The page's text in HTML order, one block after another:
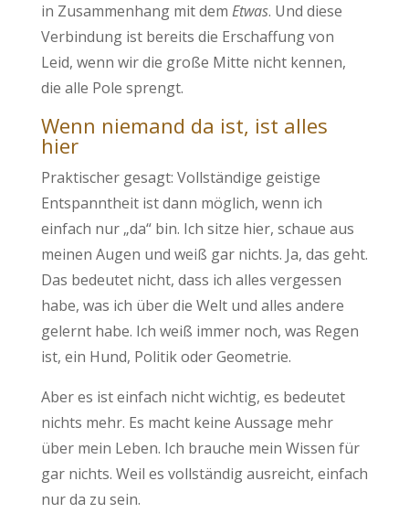
in Zusammenhang mit dem Etwas. Und diese
Verbindung ist bereits die Erschaffung von
Leid, wenn wir die große Mitte nicht kennen,
die alle Pole sprengt.
Wenn niemand da ist, ist alles
hier
Praktischer gesagt: Vollständige geistige
Entspanntheit ist dann möglich, wenn ich
einfach nur „da“ bin. Ich sitze hier, schaue aus
meinen Augen und weiß gar nichts. Ja, das geht.
Das bedeutet nicht, dass ich alles vergessen
habe, was ich über die Welt und alles andere
gelernt habe. Ich weiß immer noch, was Regen
ist, ein Hund, Politik oder Geometrie.
Aber es ist einfach nicht wichtig, es bedeutet
nichts mehr. Es macht keine Aussage mehr
über mein Leben. Ich brauche mein Wissen für
gar nichts. Weil es vollständig ausreicht, einfach
nur da zu sein.